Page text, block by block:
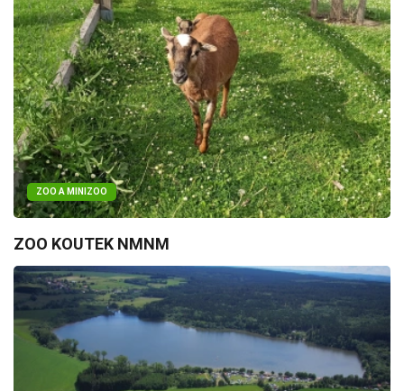
ZOO A MINIZOO
ZOO KOUTEK NMNM